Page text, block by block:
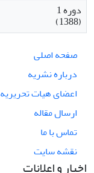
دوره 1
(1388)
صفحه اصلی
درباره نشریه
اعضای هیات تحریریه
ارسال مقاله
تماس با ما
نقشه سایت
اخبار و اعلانات